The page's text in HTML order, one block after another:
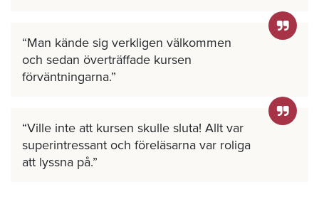
Man kände sig verkligen välkommen
och sedan överträffade kursen
förväntningarna.
Ville inte att kursen skulle sluta! Allt var
superintressant och föreläsarna var roliga
att lyssna på.